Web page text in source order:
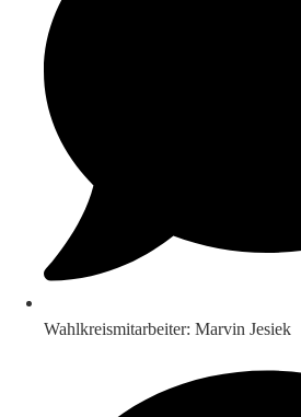
Wahlkreismitarbeiter: Marvin Jesiek